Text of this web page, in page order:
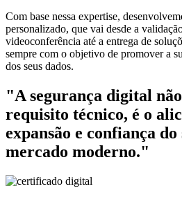
Com base nessa expertise,
personalizado, que vai desde a
videoconferência até a entrega de
sempre com o objetivo de promover a
dos seus dados.
"A segurança digital
requisito técnico, é o
expansão e confiança do
mercado moderno."